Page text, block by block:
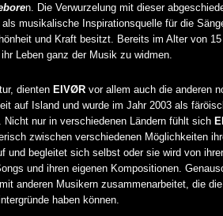
n. Die Verwurzelung mit dieser
musikalische Inspirationsquelle für die
und Kraft besitzt. Bereits im Alter von
Leben ganz der Musik zu widmen.
dienten EIVØRvor allem auch die anderen
auf Island und wurde im Jahr 2003 als
Nicht nur in verschiedenen Ländern fühlt sich
zwischen verschiedenen Möglichkeiten
und begleitet sich selbst oder sie wird von
und ihren eigenen Kompositionen.
anderen Musikern zusammenarbeitet, die
haben können.